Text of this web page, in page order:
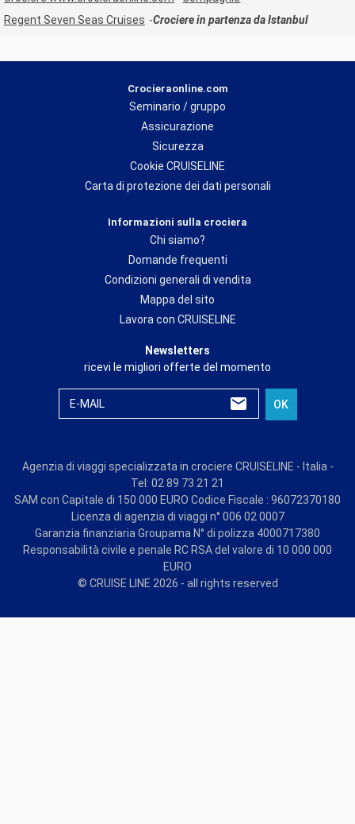
Regent Seven Seas Cruises
Crociere in partenza da Istanbul
Crocieraonline.com
Seminario / gruppo
Assicurazione
Sicurezza
Cookie CRUISELINE
Carta di protezione dei dati personali
Informazioni sulla crociera
Chi siamo?
Domande frequenti
Condizioni generali di vendita
Mappa del sito
Lavora con CRUISELINE
Newsletters
ricevi le migliori offerte del momento
E-MAIL OK
Agenzia di viaggi specializzata in crociere CRUISELINE - Italia -
Tel: 02 89 73 21 21
SAM con Capitale di 150 000 EURO Codice Fiscale : 96072370180
Licenza di agenzia di viaggi n° 006 02 0007
Garanzia finanziaria Groupama N° di polizza 4000717380
Responsabilità civile e penale RC RSA del valore di 10 000 000
EURO
© CRUISE LINE 2026 - all rights reserved